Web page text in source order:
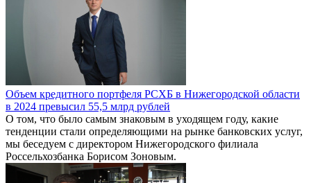
Объем кредитного портфеля РСХБ в Нижегородской области
в 2024 превысил 55,5 млрд рублей
О том, что было самым знаковым в уходящем году, какие
тенденции стали определяющими на рынке банковских услуг,
мы беседуем с директором Нижегородского филиала
Россельхозбанка Борисом Зоновым.